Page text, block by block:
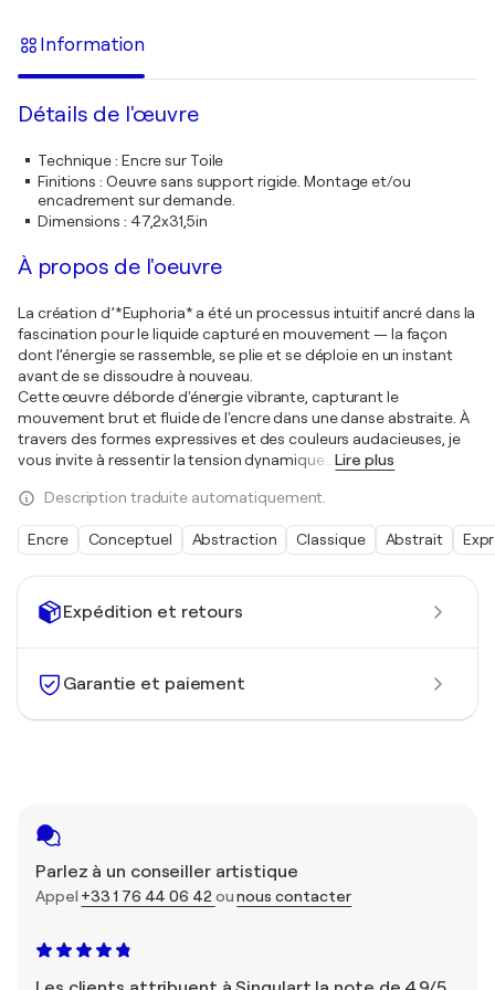
Expédition et retours
Garantie et paiement
Parlez à un conseiller artistique
Appel +33 1 76 44 06 42ounous contacter
Information
Détails de l'œuvre
Technique: Encre sur Toile
Finitions : Oeuvre sans support rigide. Montage et/ou
encadrement sur demande.
Dimensions : 47,2x31,5in
À propos de l'oeuvre
La création d’*Euphoria* a été un processus intuitif ancré dans la
fascination pour le liquide capturé en mouvement — la façon
dont l’énergie se rassemble, se plie et se déploie en un instant
avant de se dissoudre à nouveau.
Cette œuvre déborde d'énergie vibrante, capturant le
mouvement brut et fluide de l'encre dans une danse abstraite. À
travers des formes expressives et des couleurs audacieuses, je
vous invite à ressentir la tension dynamique… Lire plus
Description traduite automatiquement.
Encre Conceptuel Abstraction Classique Abstrait